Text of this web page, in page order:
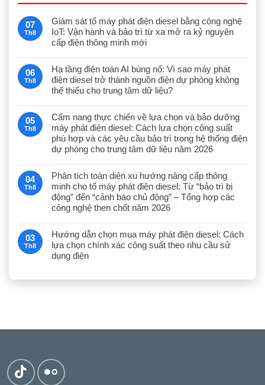
07
Th8
Giám sát tổ máy phát điện diesel bằng công nghệ
IoT: Vận hành và bảo trì từ xa mở ra kỷ nguyên
cấp điện thông minh mới
06
Th8
Hạ tầng điện toán AI bùng nổ: Vì sao máy phát
điện diesel trở thành nguồn điện dự phòng không
thể thiếu cho trung tâm dữ liệu?
05
Th8
Cẩm nang thực chiến về lựa chọn và bảo dưỡng
máy phát điện diesel: Cách lựa chọn công suất
phù hợp và các yêu cầu bảo trì trong hệ thống điện
dự phòng cho trung tâm dữ liệu năm 2026
04
Th8
Phân tích toàn diện xu hướng nâng cấp thông
minh cho tổ máy phát điện diesel: Từ “bảo trì bị
động” đến “cảnh báo chủ động” – Tổng hợp các
công nghệ then chốt năm 2026
03
Th8
Hướng dẫn chọn mua máy phát điện diesel: Cách
lựa chọn chính xác công suất theo nhu cầu sử
dụng điện